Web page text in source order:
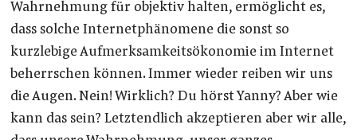
Wahrnehmung für objektiv halten, ermöglicht es,
dass solche Internetphänomene die sonst so
kurzlebige Aufmerksamkeitsökonomie im Internet
beherrschen können. Immer wieder reiben wir uns
die Augen. Nein! Wirklich? Du hörst Yanny? Aber wie
kann das sein? Letztendlich akzeptieren aber wir alle,